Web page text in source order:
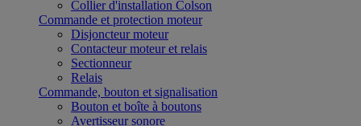
Collier d'installation Colson
Commande et protection moteur
Disjoncteur moteur
Contacteur moteur et relais
Sectionneur
Relais
Commande, bouton et signalisation
Bouton et boîte à boutons
Avertisseur sonore